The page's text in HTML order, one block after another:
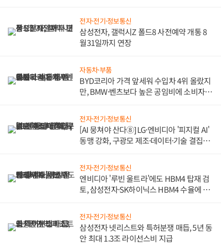
전자·전기·정보통신
삼성전자, 갤럭시Z 폴드8 사전예약 개통 8
월31일까지 연장
자동차·부품
BYD코리아 가격 앞세워 수입차 4위 올랐지
만, BMW·벤츠보다 높은 공임비에 소비자
전자·전기·정보통신
[AI 뭉쳐야 산다⑧] LG·엔비디아 '피지컬 AI'
동맹 강화, 구광모 제조·데이터·기술 결집
전자·전기·정보통신
엔비디아 '루빈 울트라'에도 HBM4 탑재 검
토, 삼성전자·SK하이닉스 HBM4 수율에 주
전자·전기·정보통신
삼성전자 넷리스트와 특허분쟁 매듭, 5년 동
안 최대 1.3조 라이선스비 지급